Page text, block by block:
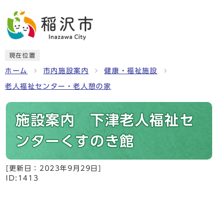
現在位置
ホーム 市内施設案内 健康・福祉施設
老人福祉センター・老人憩の家
施設案内 下津老人福祉セ
ンターくすのき館
[更新日： 2023年9月29日
ID:1413